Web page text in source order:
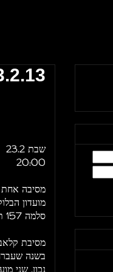
שבת 23.2
20:00
מסיבה אחת
מועדון
סלמה 157 תל אביב
מסיבת
בשנה
נכון, שני